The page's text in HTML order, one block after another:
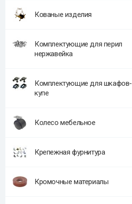
Кованые изделия
Комплектующие для перил
нержавейка
Комплектующие для шкафов-
купе
Колесо мебельное
Крепежная фурнитура
Кромочные материалы